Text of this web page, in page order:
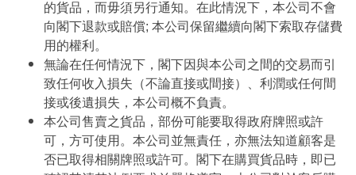
的貨品，而毋須另行通知。在此情況下，本公司不會
向閣下退款或賠償; 本公司保留繼續向閣下索取存儲費
用的權利。
無論在任何情況下，閣下因與本公司之間的交易而引
致任何收入損失（不論直接或間接）、利潤或任何間
接或後遺損失，本公司概不負責。
本公司售賣之貨品，部份可能要取得政府牌照或許
可，方可使用。本公司並無責任，亦無法知道顧客是
否已取得相關牌照或許可。閣下在購買貨品時，即已